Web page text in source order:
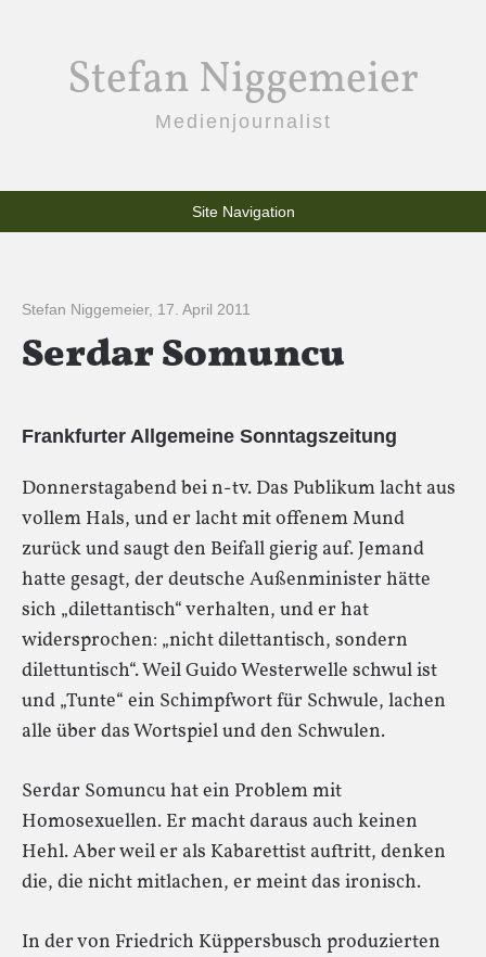
Stefan Niggemeier
Medienjournalist
Site Navigation
Stefan Niggemeier, 17. April 2011
Serdar Somuncu
Frankfurter Allgemeine Sonntagszeitung
Donnerstagabend bei n-tv. Das Publikum lacht aus
vollem Hals, und er lacht mit offenem Mund
zurück und saugt den Beifall gierig auf. Jemand
hatte gesagt, der deutsche Außenminister hätte
sich „dilettantisch“ verhalten, und er hat
widersprochen: „nicht dilettantisch, sondern
dilettuntisch“. Weil Guido Westerwelle schwul ist
und „Tunte“ ein Schimpfwort für Schwule, lachen
alle über das Wortspiel und den Schwulen.
Serdar Somuncu hat ein Problem mit
Homosexuellen. Er macht daraus auch keinen
Hehl. Aber weil er als Kabarettist auftritt, denken
die, die nicht mitlachen, er meint das ironisch.
In der von Friedrich Küppersbusch produzierten